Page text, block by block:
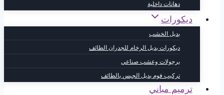
دهانات داخلية
ديكورات
بديل الخشب
ديكورات بديل الرخام للجدران الطائف
برجولات وعشب صناعي
تركيب فوم بديل الجبس بالطائف
ترميم مباني